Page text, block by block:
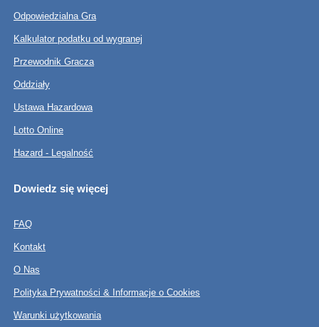
Odpowiedzialna Gra
Kalkulator podatku od wygranej
Przewodnik Gracza
Oddziały
Ustawa Hazardowa
Lotto Online
Hazard - Legalność
Dowiedz się więcej
FAQ
Kontakt
O Nas
Polityka Prywatności & Informacje o Cookies
Warunki użytkowania